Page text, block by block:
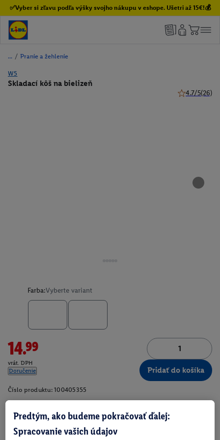
✅Vyber si zľavu podľa výšky svojho nákupu v eshope. Ušetri až 15€!💰
/ Pranie a žehlenie
W5
Skladací kôš na bielizeň
4.7/5(26)
Farba:Vyberte variant
14.99
vrát. DPH
Doručenie
Pridať do košíka
Číslo produktu: 100405355
Predtým, ako budeme pokračovať ďalej:
Spracovanie vašich údajov